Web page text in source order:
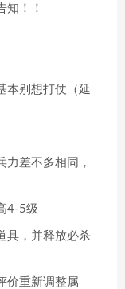
知！！
本别想打仗（延
力差不多相同，
4-5级
具，并释放必杀
价重新调整属